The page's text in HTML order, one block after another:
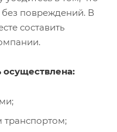
без повреждений. В
составить